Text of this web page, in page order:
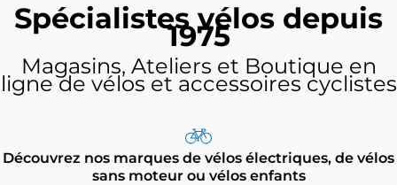
Spécialistes vélos depuis
1975
Magasins, Ateliers et Boutique en
ligne de vélos et accessoires cyclistes
Découvrez nos marques de vélos électriques, de vélos
sans moteur ou vélos enfants